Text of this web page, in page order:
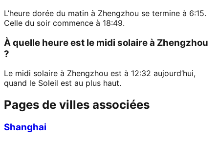
L’heure dorée du matin à Zhengzhou se termine à 6:15.
Celle du soir commence à 18:49.
À quelle heure est le midi solaire à Zhengzhou
?
Le midi solaire à Zhengzhou est à 12:32 aujourd’hui,
quand le Soleil est au plus haut.
Pages de villes associées
Shanghai